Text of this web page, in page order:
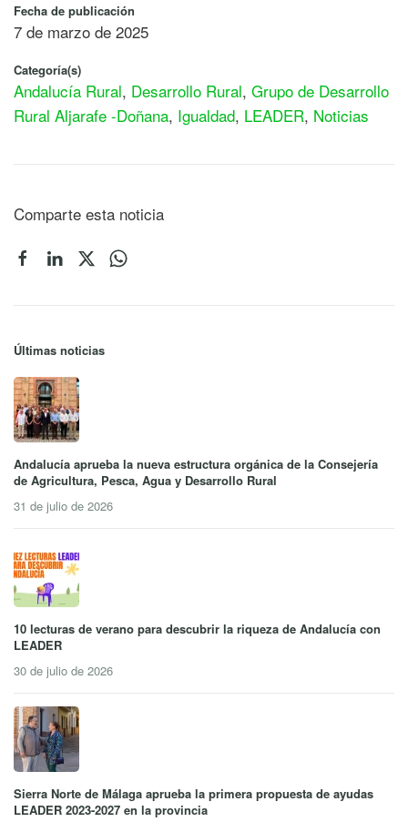
Fecha de publicación
7 de marzo de 2025
Categoría(s)
Andalucía Rural, Desarrollo Rural, Grupo de Desarrollo
Rural Aljarafe -Doñana, Igualdad, LEADER, Noticias
Comparte esta noticia
Últimas noticias
Andalucía aprueba la nueva estructura orgánica de la Consejería
de Agricultura, Pesca, Agua y Desarrollo Rural
31 de julio de 2026
10 lecturas de verano para descubrir la riqueza de Andalucía con
LEADER
30 de julio de 2026
Sierra Norte de Málaga aprueba la primera propuesta de ayudas
LEADER 2023-2027 en la provincia